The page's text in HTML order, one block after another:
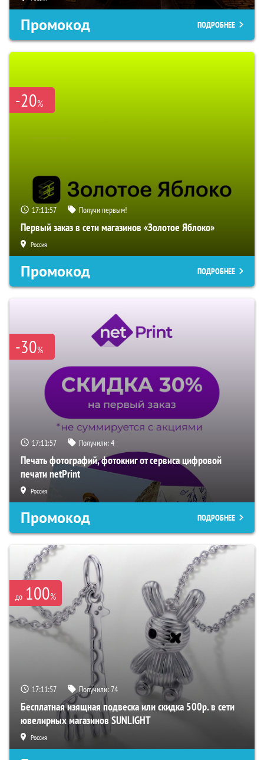
Промокод ПОДРОБНЕЕ
-20%
17:11:56 Получи первым!
Первый заказ в сети магазинов «Золотое Яблоко»
Россия
Промокод ПОДРОБНЕЕ
-30%
17:11:56 Получили:4
Печать фотографий, фотокниг от сервиса цифровой
печати netPrint
Россия
Промокод ПОДРОБНЕЕ
до 100%
17:11:56 Получили:74
Бесплатная изящная подвеска или скидка 500р. в сети
ювелирных магазинов SUNLIGHT
Россия